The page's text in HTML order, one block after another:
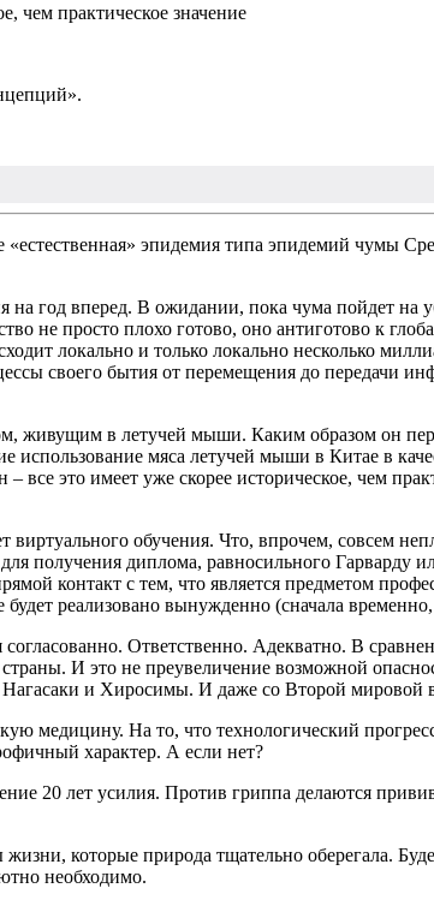
чем практическое значение
эпидемия типа эпидемий чумы
на год вперед. В ожидании, пока чума пойдет на
не просто плохо готово, оно антиготово к
локально и только локально несколько
своего бытия от перемещения до передачи
живущим в летучей мыши. Каким образом он
мяса летучей мыши в Китае в
это имеет уже скорее историческое, чем
обучения. Что, впрочем, совсем
получения диплома, равносильного Гарварду
контакт с тем, что является предметом
реализовано вынужденно (сначала
Ответственно. Адекватно. В
И это не преувеличение возможной
Нагасаки и Хиросимы. И даже со Второй мировой
медицину. На то, что технологический
характер. А если нет?
20 лет усилия. Против гриппа делаются
которые природа тщательно оберегала.
необходимо.